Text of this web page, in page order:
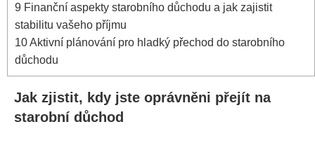
9 Finanční aspekty starobního důchodu a jak zajistit
stabilitu vašeho příjmu
10Aktivní plánování pro hladký přechod do starobního
důchodu
Jak zjistit, kdy jste oprávněni přejít na
starobní důchod